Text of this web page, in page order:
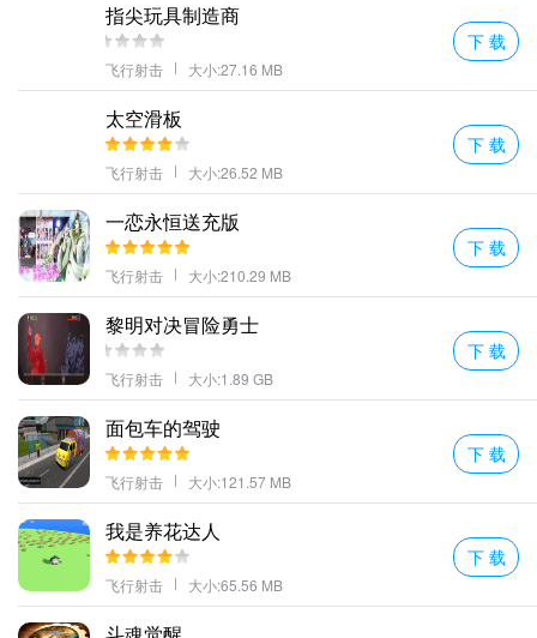
如果长时间没有收到邮件，请检查垃圾箱文件夹，并确保该邮箱地
址正确无误。
问题4：角色卡顿严重怎么处理？
角色移动不流畅往往是因为硬件性能不足或是游戏设置过高造成
的。针对这种情况，您可以尝试以下操作：
降低画质设置。通过减少特效、阴影质量等方式减轻GPU负担。
优化电脑性能。清理磁盘空间、关闭不必要的软件和服务。
如果是笔记本电脑，记得接通电源适配器以启用高性能模式。
考虑升级硬件配置，如增加内存条或更换更强大的显卡。
请注意，在进行任何重要操作前最好先备份个人数据以防丢失。希
望以上信息能够帮助到您！如果还有其他疑问欢迎随时向我们咨
询。更多好玩的手游，请持续关注顺发游戏网
指尖玩具制造商
飞行射击 大小:27.16 MB
下 载
太空滑板
飞行射击 大小:26.52 MB
下 载
一恋永恒送充版
飞行射击 大小:210.29 MB
下 载
黎明对决冒险勇士
飞行射击 大小:1.89 GB
下 载
面包车的驾驶
飞行射击 大小:121.57 MB
下 载
我是养花达人
飞行射击 大小:65.56 MB
下 载